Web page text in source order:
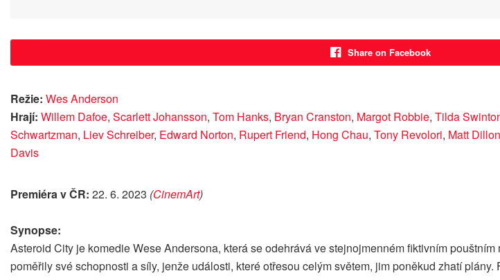
Share on Facebook
Režie: Wes Anderson
Hrají: Willem Dafoe, Scarlett Johansson, Tom Hanks, Bryan Cranston, Margot Robbie, Tilda
Schwartzman, Liev Schreiber, Edward Norton, Rupert Friend, Hong Chau, Tony Revolori, Matt Dillon
Davis
Premiéra v ČR: 22. 6. 2023 (CinemArt)
Synopse:
Asteroid City je komedie Wese Andersona, která se odehrává ve stejnojmenném fiktivním
poměřily své schopnosti a síly, jenže události, které otřesou celým světem, jim poněkud zhatí